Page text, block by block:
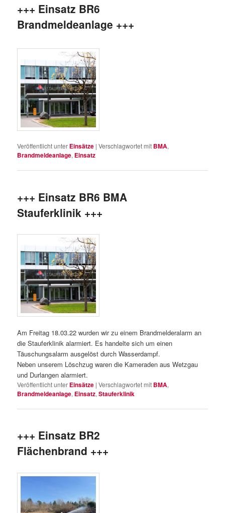
+++ Einsatz BR6
Brandmeldeanlage +++
Veröffentlicht unter Einsätze |Verschlagwortet mit BMA,
Brandmeldeanlage, Einsatz
+++ Einsatz BR6 BMA
Stauferklinik +++
Am Freitag 18.03.22 wurden wir zu einem Brandmelderalarm an
die Stauferklinik alarmiert. Es handelte sich um einen
Täuschungsalarm ausgelöst durch Wasserdampf.
Neben unserem Löschzug waren die Kameraden aus Wetzgau
und Durlangen alarmiert.
Veröffentlicht unter Einsätze |Verschlagwortet mit BMA,
Brandmeldeanlage, Einsatz,Stauferklinik
+++ Einsatz BR2
Flächenbrand +++